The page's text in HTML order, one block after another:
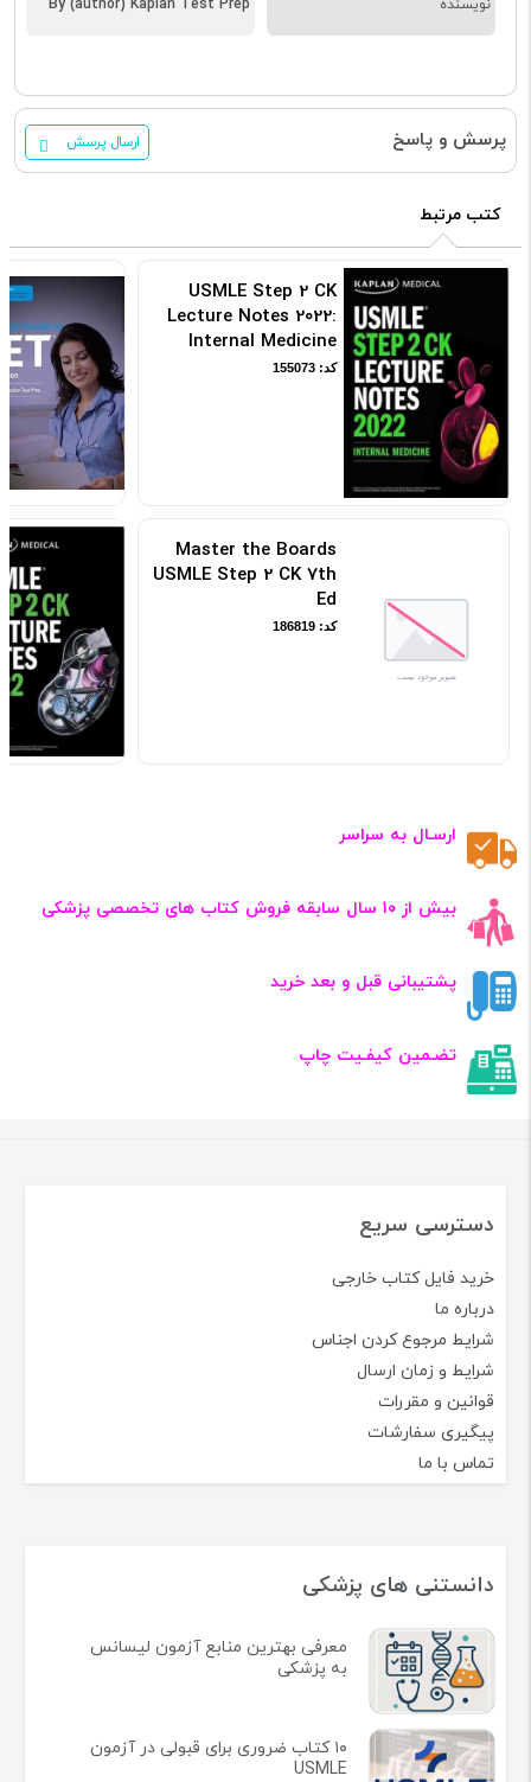
نویسنده By (author) Kaplan Test Prep
پرسش و پاسخ ارسال پرسش
کتب مرتبط
USMLE Step 2 CK
Lecture Notes 2022:
Internal Medicine
کد: 155073
Master the Boards
USMLE Step 2 CK 7th
Ed
کد: 186819
ارسـال به سراسر
بیش از ۱۰ سال سابقه فروش کتاب‌ های تخصصی پزشکی
پشتیبانی قبل و بعد خرید
تضـمین کیفـیت چاپ
دسترسی سریع
خرید فایل کتاب خارجی
درباره ما
شرایط مرجوع کردن اجناس
شرایط و زمان ارسال
قوانین و مقررات
پیگیری سفارشات
تماس با ما
دانستنی های پزشکی
معرفی بهترین منابع آزمون لیسانس
به پزشکی
۱۰ کتاب ضروری برای قبولی در آزمون
USMLE